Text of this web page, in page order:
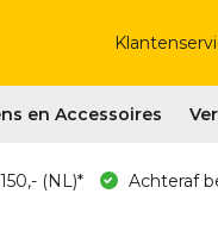
en Accessoires
(NL)* Achteraf